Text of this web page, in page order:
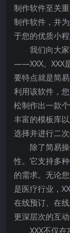
制作软件至关
制作软件，并
于您的优质小程
我们向大
——XXX。XXX
要特点就是简
利用该软件，
松制作出一款
丰富的模板库
选择并进行二
除了简易
性。它支持多
的需求。无论
是医疗行业，
在线预订、在
更深层次的互动
XXX不仅